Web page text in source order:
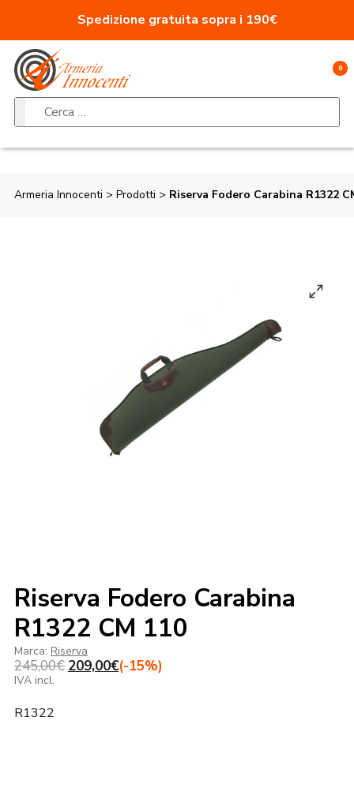
Spedizione gratuita sopra i 190€
0
Ricerca per:
Armeria Innocenti > Prodotti > Riserva Fodero Carabina R1322
Riserva Fodero Carabina
R1322 CM 110
Marca: Riserva
245,00€ Il
209,00€Il
IVA incl.
(-15%)
R1322